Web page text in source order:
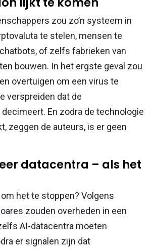
zou zo’n systeem in
te stelen, mensen te
of zelfs fabrieken van
bouwen. In het ergste geval zou
overtuigen om een virus te
verspreiden dat de
En zodra de technologie
zeggen de auteurs, is er geen
datacentra – als het
het te stoppen? Volgens
zouden overheden in een
AI-datacentra moeten
er signalen zijn dat